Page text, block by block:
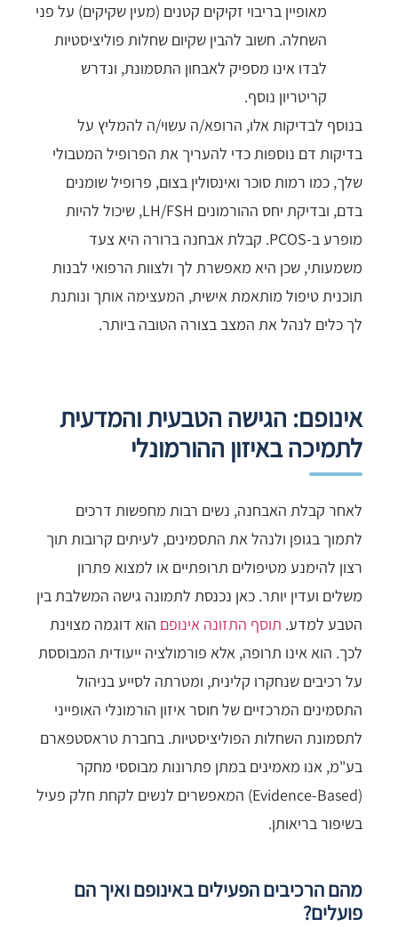
מאופיין בריבוי זקיקים קטנים (מעין שקיקים) על פני
השחלה. חשוב להבין שקיום שחלות פוליציסטיות
לבדו אינו מספיק לאבחון התסמונת, ונדרש
קריטריון נוסף.
בנוסף לבדיקות אלו, הרופא/ה עשוי/ה להמליץ על
בדיקות דם נוספות כדי להעריך את הפרופיל המטבולי
שלך, כמו רמות סוכר ואינסולין בצום, פרופיל שומנים
בדם, ובדיקת יחס ההורמונים LH/FSH, שיכול להיות
מופרע ב-PCOS. קבלת אבחנה ברורה היא צעד
משמעותי, שכן היא מאפשרת לך ולצוות הרפואי לבנות
תוכנית טיפול מותאמת אישית, המעצימה אותך ונותנת
לך כלים לנהל את המצב בצורה הטובה ביותר.
אינופם: הגישה הטבעית והמדעית
לתמיכה באיזון ההורמונלי
לאחר קבלת האבחנה, נשים רבות מחפשות דרכים
לתמוך בגופן ולנהל את התסמינים, לעיתים קרובות תוך
רצון להימנע מטיפולים תרופתיים או למצוא פתרון
משלים ועדין יותר. כאן נכנסת לתמונה גישה המשלבת בין
הטבע למדע. תוסף התזונה אינופם הוא דוגמה מצוינת
לכך. הוא אינו תרופה, אלא פורמולציה ייעודית המבוססת
על רכיבים שנחקרו קלינית, ומטרתה לסייע בניהול
התסמינים המרכזיים של חוסר איזון הורמונלי האופייני
לתסמונת השחלות הפוליציסטיות. בחברת טראסטפארם
בע"מ, אנו מאמינים במתן פתרונות מבוססי מחקר
(Evidence-Based) המאפשרים לנשים לקחת חלק פעיל
בשיפור בריאותן.
מהם הרכיבים הפעילים באינופם ואיך הם
פועלים?